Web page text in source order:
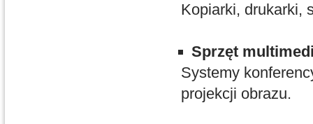
Kopiarki, drukarki,
Sprzęt
Systemy
projekcji obrazu.